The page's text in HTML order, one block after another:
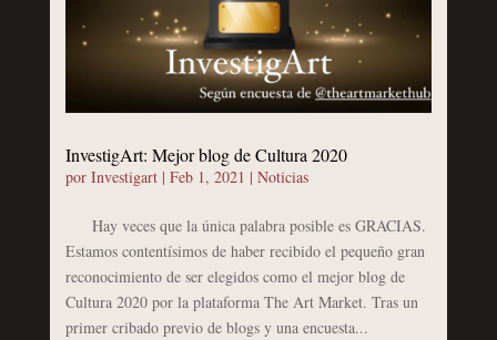
InvestigArt: Mejor blog de Cultura 2020
por Investigart| Feb 1, 2021 | Noticias
Hay veces que la única palabra posible es GRACIAS.
Estamos contentísimos de haber recibido el pequeño gran
reconocimiento de ser elegidos como el mejor blog de
Cultura 2020 por la plataforma The Art Market. Tras un
primer cribado previo de blogs y una encuesta...